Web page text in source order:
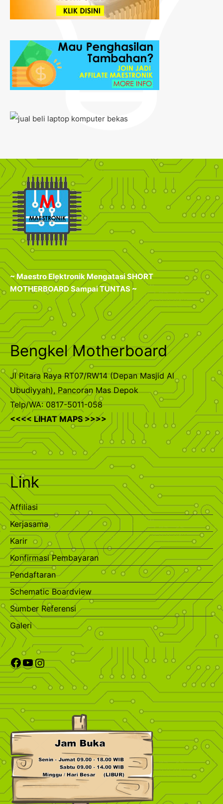
~ Maestro Elektronik Mengatasi SHORT
MOTHERBOARD Sampai TUNTAS ~
Bengkel Motherboard
Jl Pitara Raya RT07/RW14 (Depan Masjid Al
Ubudiyyah), Pancoran Mas Depok
Telp/WA: 0817-5011-058
<<<< LIHAT MAPS >>>>
Link
Affiliasi
Kerjasama
Karir
Konfirmasi Pembayaran
Pendaftaran
Schematic Boardview
Sumber Referensi
Galeri